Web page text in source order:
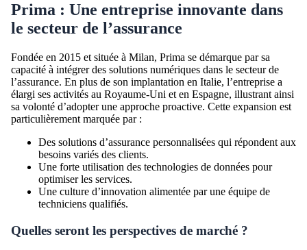
Prima : Une entreprise innovante dans
le secteur de l’assurance
Fondée en 2015 et située à Milan, Prima se démarque par sa
capacité à intégrer des solutions numériques dans le secteur de
l’assurance. En plus de son implantation en Italie, l’entreprise a
élargi ses activités au Royaume-Uni et en Espagne, illustrant ainsi
sa volonté d’adopter une approche proactive. Cette expansion est
particulièrement marquée par :
Des solutions d’assurance personnalisées qui répondent aux
besoins variés des clients.
Une forte utilisation des technologies de données pour
optimiser les services.
Une culture d’innovation alimentée par une équipe de
techniciens qualifiés.
Quelles seront les perspectives de marché ?